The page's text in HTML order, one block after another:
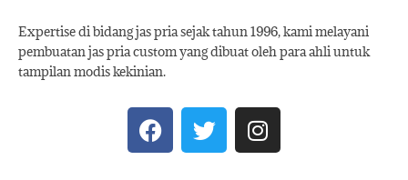
Expertise di bidang jas pria sejak tahun 1996, kami melayani
pembuatan jas pria custom yang dibuat oleh para ahli untuk
tampilan modis kekinian.